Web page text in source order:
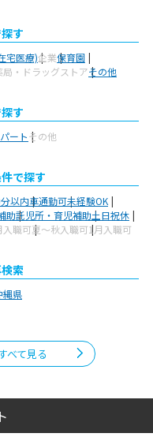
す
宅医療)企業保育園
局・ドラッグストアその他
す
ートその他
で探す
以内車通勤可未経験OK
助託児所・育児補助土日祝休
職可夏～秋入職可1月入職可
索
縄県
べて見る